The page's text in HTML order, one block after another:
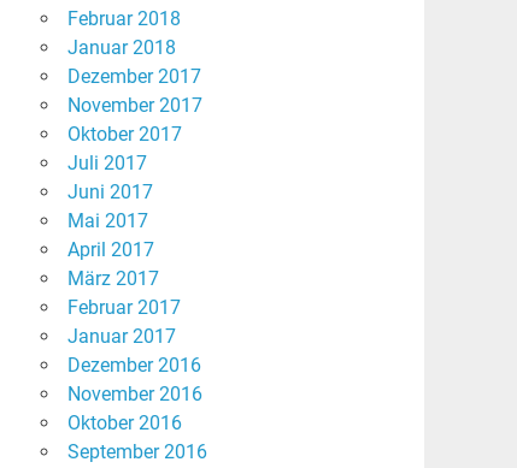
Februar 2018
Januar 2018
Dezember 2017
November 2017
Oktober 2017
Juli 2017
Juni 2017
Mai 2017
April 2017
März 2017
Februar 2017
Januar 2017
Dezember 2016
November 2016
Oktober 2016
September 2016